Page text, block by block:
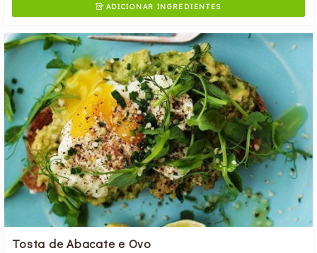
ADICIONAR INGREDIENTES
Tosta de Abacate e Ovo